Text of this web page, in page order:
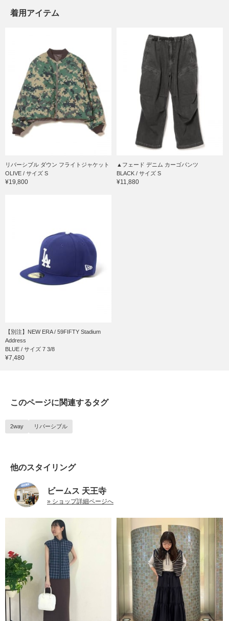
着用アイテム
リバーシブル ダウン フライトジャケット
OLIVE / サイズ S
¥19,800
▲フェード デニム カーゴパンツ
BLACK / サイズ S
¥11,880
【別注】NEW ERA / 59FIFTY Stadium
Address
BLUE / サイズ 7 3/8
¥7,480
このページに関連するタグ
2way リバーシブル
他のスタイリング
ビームス 天王寺
» ショップ詳細ページへ